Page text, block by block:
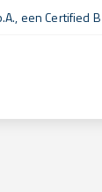
eenCertified